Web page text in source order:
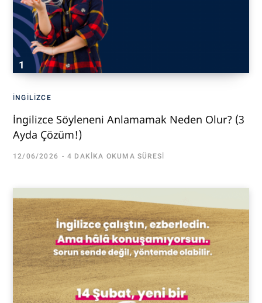
İNGILIZCE
İngilizce Söyleneni Anlamamak Neden Olur? (3
Ayda Çözüm!)
12/06/2026 4 DAKIKA OKUMA SÜRESI